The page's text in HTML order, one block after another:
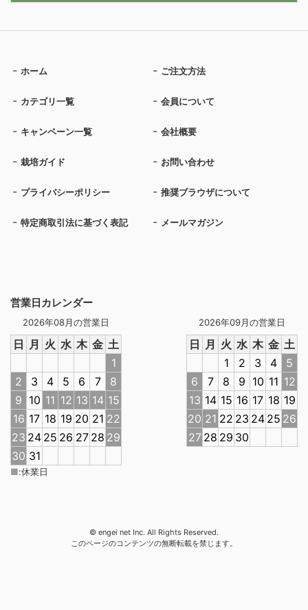
営業日カレンダー
2026年08月の営業日
日 月 火 水 木 金 土
1
2
3 4 5 6 7
8
9 10 11 12 13 14 15
16 17 18 19 20 21 22
23 24 25 26 27 28 29
30 31
2026年09月の営業日
日 月 火 水 木 金 土
1
2 3 4
5
6
7 8 9 10 11 12
13 14 15 16 17 18 19
20 21 22 23 24 25 26
27 28 29 30
■:休業日
ホーム ご注文方法
カテゴリ一覧 会員について
キャンペーン一覧 会社概要
栽培ガイド お問い合わせ
プライバシーポリシー 推奨ブラウザについて
特定商取引法に基づく表記 メールマガジン
© engei net Inc. All Rights Reserved.
このページのコンテンツの無断転載を禁じます。